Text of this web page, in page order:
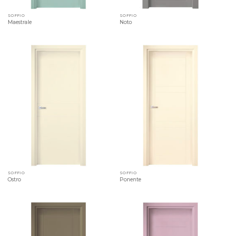
SOFFIO
Maestrale
SOFFIO
Noto
SOFFIO
Ostro
SOFFIO
Ponente